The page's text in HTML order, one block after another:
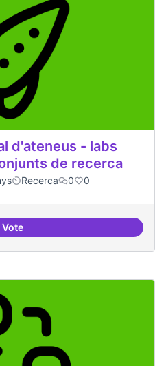
d'ateneus - labs
de recerca
Recerca 0 0
VoteXarxa internacional d'ateneus -